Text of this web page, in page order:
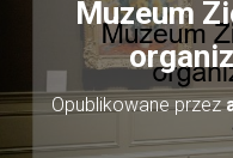
Muzeum
Opublikowane przez